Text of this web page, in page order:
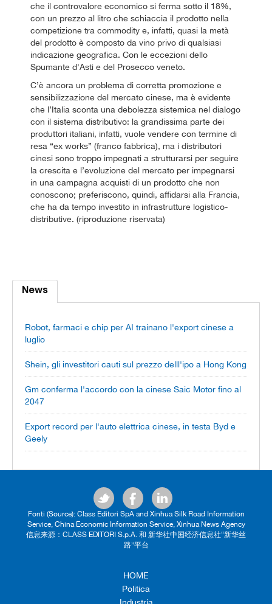
che il controvalore economico si ferma sotto il 18%,
con un prezzo al litro che schiaccia il prodotto nella
competizione tra commodity e, infatti, quasi la metà
del prodotto è composto da vino privo di qualsiasi
indicazione geografica. Con le eccezioni dello
Spumante d'Asti e del Prosecco veneto.
C’è ancora un problema di corretta promozione e
sensibilizzazione del mercato cinese, ma è evidente
che l’Italia sconta una debolezza sistemica nel dialogo
con il sistema distributivo: la grandissima parte dei
produttori italiani, infatti, vuole vendere con termine di
resa “ex works” (franco fabbrica), ma i distributori
cinesi sono troppo impegnati a strutturarsi per seguire
la crescita e l’evoluzione del mercato per impegnarsi
in una campagna acquisti di un prodotto che non
conoscono; preferiscono, quindi, affidarsi alla Francia,
che ha da tempo investito in infrastrutture logistico-
distributive. (riproduzione riservata)
News
Robot, farmaci e chip per AI trainano l'export cinese a
luglio
Shein, gli investitori cauti sul prezzo delll'ipo a Hong Kong
Gm conferma l'accordo con la cinese Saic Motor fino al
2047
Export record per l'auto elettrica cinese, in testa Byd e
Geely
Fonti (Source): Class Editori SpA and Xinhua Silk Road Information
Service, China Economic Information Service, Xinhua News Agency
信息来源：CLASS EDITORI S.p.A. 和 新华社中国经济信息社“新华丝
路”平台
HOME
Politica